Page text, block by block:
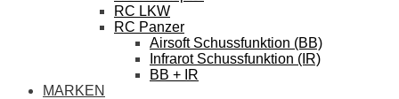
RC LKW
RC Panzer
Airsoft Schussfunktion (BB)
Infrarot Schussfunktion (IR)
BB + IR
MARKEN